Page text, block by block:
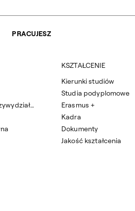
PRACUJESZ
Jednostki międzywydziałowe
KSZTAŁCENIE
Kierunki studiów
Studia podyplomowe
Erasmus +
Kadra
Dokumenty
Jakość kształcenia